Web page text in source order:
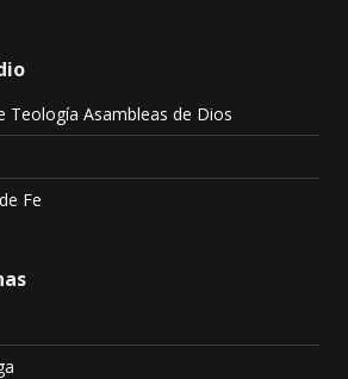
Teología Asambleas de Dios
Fe